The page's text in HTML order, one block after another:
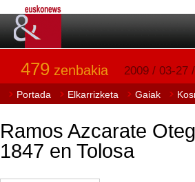
479 zenbakia 2009 / 03-27
Portada Elkarrizketa Gaiak
Ramos Azcarate
1847 en Tolosa